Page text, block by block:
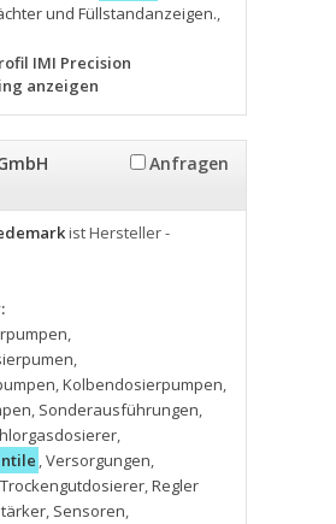
und Füllstandanzeigen.,
IMI Precision
anzeigen
Anfragen
ist Hersteller -
,
,
,Kolbendosierpumpen,
, Sonderausführungen,
,
,Versorgungen,
Trockengutdosierer,Regler
, Sensoren,